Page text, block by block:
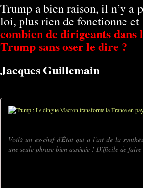
Trump a bien raison, il n’y a
loi, plus rien de fonctionne et
combien de dirigeants dans
Trump sans oser le dire ?
Jacques Guillemain
Voilà un ex-chef d'État qui a l'art de la
une seule phrase bien assénée ! Difficile de